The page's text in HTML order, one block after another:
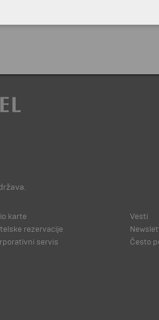
karte
rezervacije
servis
Vesti
Često